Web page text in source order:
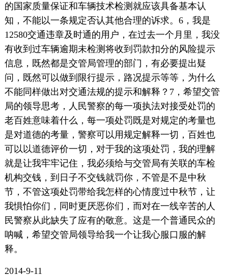
的国家质量保证和车辆技术检测就应该具备基本认
知，不能以一条规定否认其他合理的诉求。6，我是
12580交通违章及时通的用户，在过去一个月里，我没
有收到过车辆逾期未检测将收到罚款扣分的风险提示
信息，既然都是交管局管理的部门，有必要提出疑
问，既然可以做到限行提示，路况提示等等，为什么
不能同样做出对交通法规的提示和解释？7，希望交管
局的领导思考，人民警察的每一项执法对接受处罚的
老百姓意味着什么，每一项处罚既是对规定的考量也
是对道德的考量，警察可以用规定解释一切，百姓也
可以以道德评价一切，对于我的这项处罚，我的理解
就是让我牢牢记住，我必须给与交管局有关联的车检
机构交钱，到日子不交钱就罚你，不管是不是中秋
节，不管这项处罚带给我怎样的心情度过中秋节，让
我惧怕你们，同时更厌恶你们，而对在一线辛苦的人
民警察从此缺失了应有的敬意。这是一个普通民众的
呐喊，希望交管局领导给我一个让我心服口服的解
释。
2014-9-11